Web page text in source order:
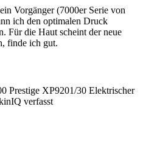
Vorgänger (7000er Serie von
ich den optimalen Druck
Für die Haut scheint der neue
finde ich gut.
Prestige XP9201/30 Elektrischer
verfasst